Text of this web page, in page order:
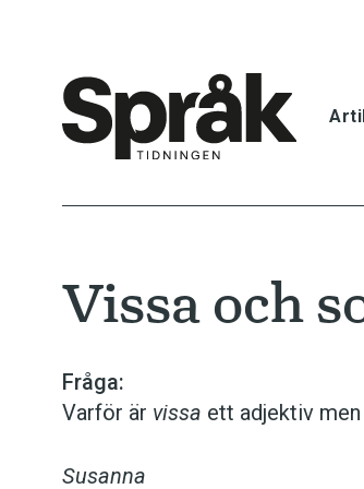
Vissa och
Fråga:
Varför är vissa ett adjektiv men
Susanna